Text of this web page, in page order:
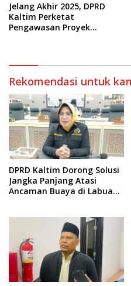
Jelang Akhir 2025, DPRD
Kaltim Perketat
Pengawasan Proyek
Rekomendasi untuk
DPRD Kaltim Dorong Solusi
Jangka Panjang Atasi
Ancaman Buaya di Labuan